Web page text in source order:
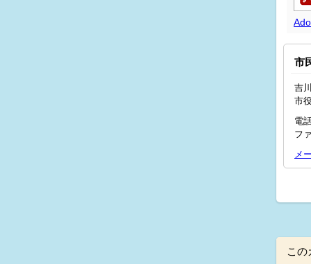
市
吉
市
電
フ
メ
この